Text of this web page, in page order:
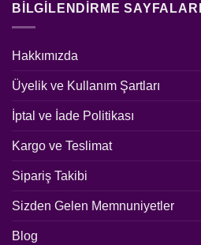
BILGILENDIRME SAYFALARI
Hakkımızda
Üyelik ve Kullanım Şartları
İptal ve İade Politikası
Kargo ve Teslimat
Sipariş Takibi
Sizden Gelen Memnuniyetler
Blog